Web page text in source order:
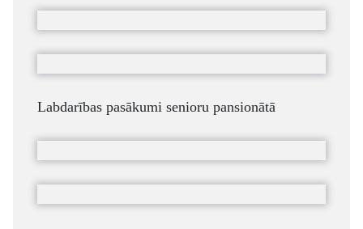
Labdarības pasākumi senioru pansionātā